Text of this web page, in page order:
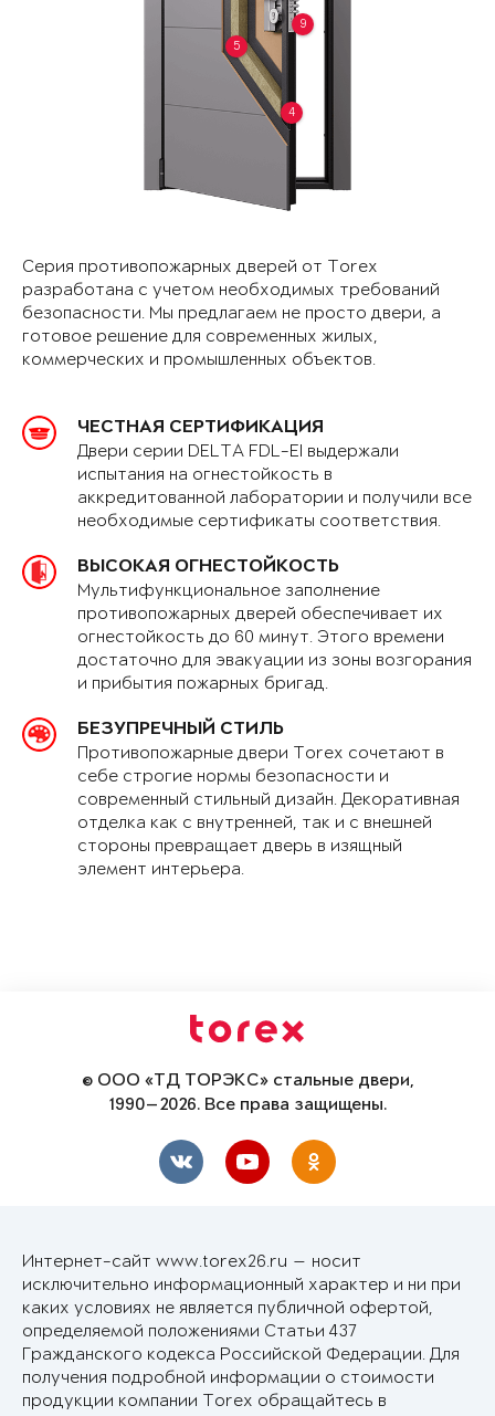
4
5
9
Серия противопожарных дверей от Torex
разработана с учетом необходимых требований
безопасности. Мы предлагаем не просто двери, а
готовое решение для современных жилых,
коммерческих и промышленных объектов.
ЧЕСТНАЯ СЕРТИФИКАЦИЯ
Двери серии DELTA FDL-EI выдержали
испытания на огнестойкость в
аккредитованной лаборатории и получили все
необходимые сертификаты соответствия.
ВЫСОКАЯ ОГНЕСТОЙКОСТЬ
Мультифункциональное заполнение
противопожарных дверей обеспечивает их
огнестойкость до 60 минут. Этого времени
достаточно для эвакуации из зоны возгорания
и прибытия пожарных бригад.
БЕЗУПРЕЧНЫЙ СТИЛЬ
Противопожарные двери Torex сочетают в
себе строгие нормы безопасности и
современный стильный дизайн. Декоративная
отделка как с внутренней, так и с внешней
стороны превращает дверь в изящный
элемент интерьера.
© ООО «ТД ТОРЭКС» стальные двери,
1990—2026. Все права защищены.
Интернет-сайт www.torex26.ru — носит
исключительно информационный характер и ни при
каких условиях не является публичной офертой,
определяемой положениями Статьи 437
Гражданского кодекса Российской Федерации. Для
получения подробной информации о стоимости
продукции компании Torex обращайтесь в